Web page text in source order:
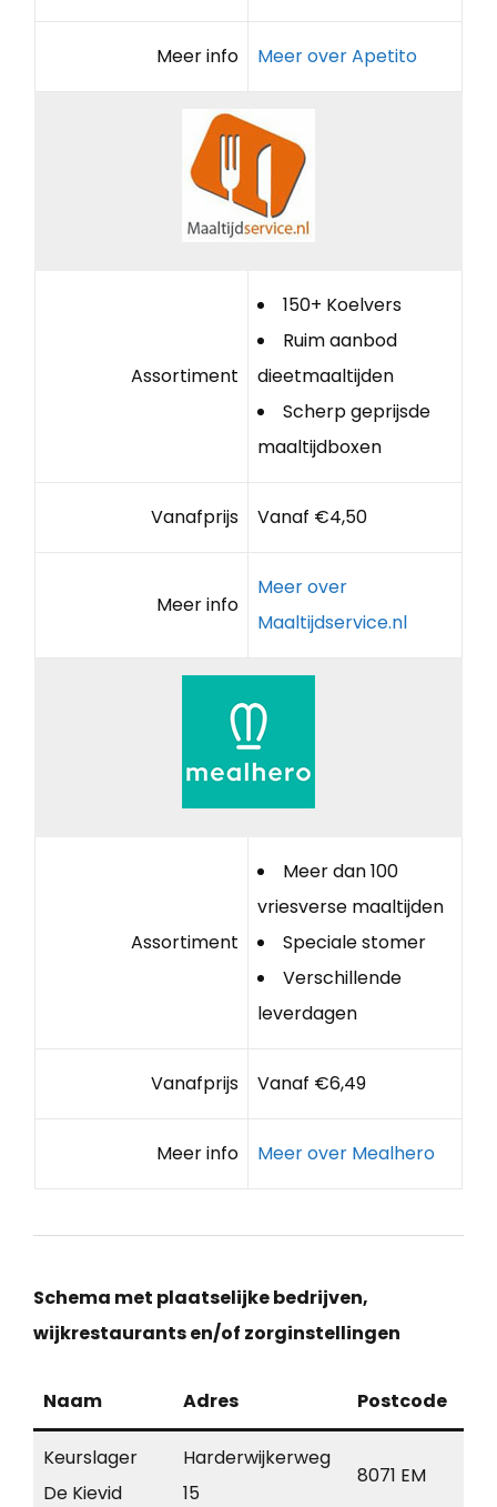
Meer info Meer over Apetito
Assortiment
150+ Koelvers
Ruim aanbod
dieetmaaltijden
Scherp geprijsde
maaltijdboxen
Vanafprijs Vanaf €4,50
Meer info
Meer over
Maaltijdservice.nl
Assortiment
Meer dan 100
vriesverse maaltijden
Speciale stomer
Verschillende
leverdagen
Vanafprijs Vanaf €6,49
Meer info Meer over Mealhero
Schema met plaatselijke bedrijven,
wijkrestaurants en/of zorginstellingen
Naam Adres Postcode
Keurslager
De Kievid
Harderwijkerweg
15
8071 EM